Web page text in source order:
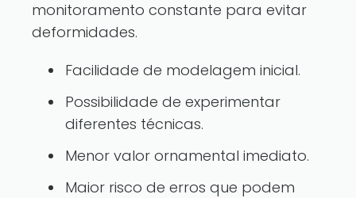
monitoramento constante para evitar
deformidades.
Facilidade de modelagem inicial.
Possibilidade de experimentar
diferentes técnicas.
Menor valor ornamental imediato.
Maior risco de erros que podem